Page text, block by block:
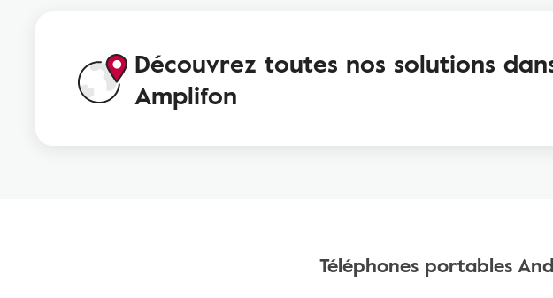
Découvrez toutes nos solutions
Amplifon
Téléphones portables